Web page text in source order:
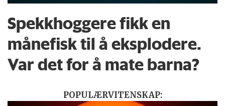
Spekkhoggere fikk en
månefisk til å eksplodere.
Var det for å mate barna?
POPULÆRVITENSKAP: